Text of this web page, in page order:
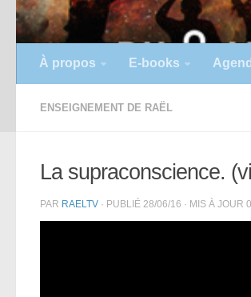
À propos E-books
ENSEIGNEMENT DE RAËL
La supraconscience.
PAR RAELTV · PUBLIÉ 28/06/16 · MIS À JOUR